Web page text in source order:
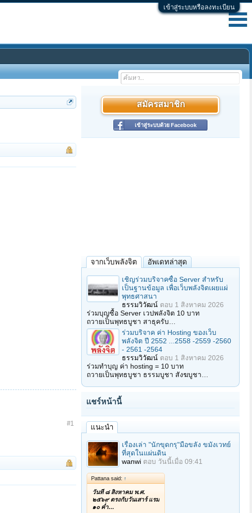
เข้าสู่ระบบหรือลงทะเบียน
#1
สมัครสมาชิก
เข้าสู่ระบบด้วย Facebook
จากเว็บพลังจิต อัพเดทล่าสุด
เชิญร่วมบริจาคซื้อ Server สำหรับ
เป็นฐานข้อมูล เพื่อเว็บพลังจิตเผยแผ่
พุทธศาสนา
ธรรมวิวัฒน์ ตอบ 1 สิงหาคม 2026
ร่วมบุญซื้อ Server เวปพลังจิต 10 บาท
ถวายเป็นพุทธบูชา สาธุครับ…
ร่วมบริจาค ค่า Hosting ของเว็บ
พลังจิต ปี 2552 ...2558 -2559 -2560
- 2561 -2564
ธรรมวิวัฒน์ ตอบ 1 สิงหาคม 2026
ร่วมทำบุญ ค่า hosting = 10 บาท
ถวายเป็นพุทธบูชา ธรรมบูชา สังฆบูชา…
แชร์หน้านี้
แนะนำ
เรื่องเล่า "นักขุดกรุ"มือขลัง ขมังเวทย์
ที่สุดในแผ่นดิน
wanwi ตอบ วันนี้เมื่อ 09:41
Pattana said: ↑
วันที่ ๘ สิงหาคม พ.ศ.
๒๕๖๙ ตรงกับวันเสาร์ แรม
๑๐ ค่ำ…